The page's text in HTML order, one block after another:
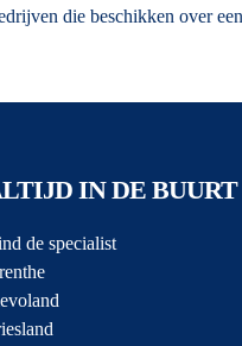
die beschikken over
IN DE BUURT
de specialist